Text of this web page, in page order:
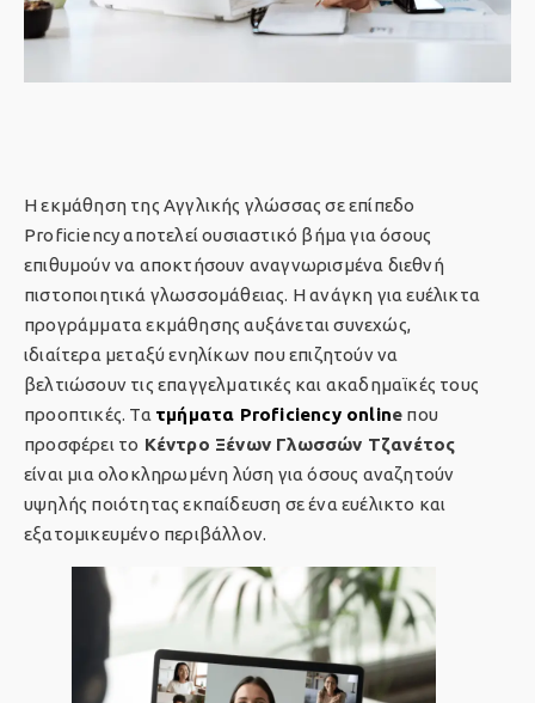
Η εκμάθηση της Αγγλικής γλώσσας σε επίπεδο
Proficiency αποτελεί ουσιαστικό βήμα για όσους
επιθυμούν να αποκτήσουν αναγνωρισμένα διεθνή
πιστοποιητικά γλωσσομάθειας. Η ανάγκη για ευέλικτα
προγράμματα εκμάθησης αυξάνεται συνεχώς,
ιδιαίτερα μεταξύ ενηλίκων που επιζητούν να
βελτιώσουν τις επαγγελματικές και ακαδημαϊκές τους
προοπτικές. Τα τμήματα Proficiency online που
προσφέρει το Κέντρο Ξένων Γλωσσών Τζανέτος
είναι μια ολοκληρωμένη λύση για όσους αναζητούν
υψηλής ποιότητας εκπαίδευση σε ένα ευέλικτο και
εξατομικευμένο περιβάλλον.